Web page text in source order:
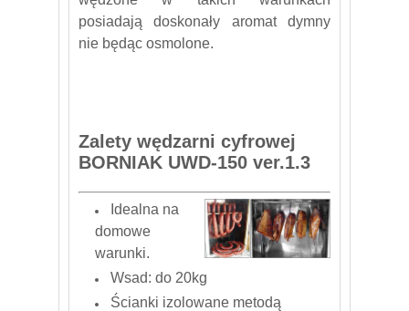
posiadają doskonały aromat dymny
nie będąc osmolone.
Zalety wędzarni cyfrowej
BORNIAK UWD-150 ver.1.3
Idealna na
domowe
warunki.
Wsad: do 20kg
Ścianki izolowane metodą